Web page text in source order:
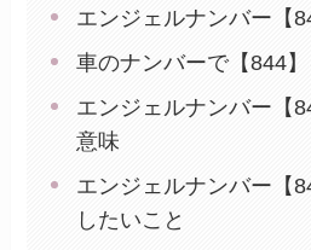
エンジェルナンバー【
車のナンバーで【844
エンジェルナンバー【
意味
エンジェルナンバー【
したいこと